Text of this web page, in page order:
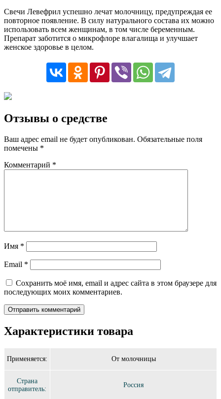
Свечи Левефрил успешно лечат молочницу, предупреждая ее
повторное появление. В силу натурального состава их можно
использовать всем женщинам, в том числе беременным.
Препарат заботится о микрофлоре влагалища и улучшает
женское здоровье в целом.
Отзывы о средстве
Ваш адрес email не будет опубликован. Обязательные поля
помечены *
Комментарий *
Имя *
Email *
Сохранить моё имя, email и адрес сайта в этом браузере для
последующих моих комментариев.
Характеристики товара
Применяется: От молочницы
Страна
отправитель:
Россия